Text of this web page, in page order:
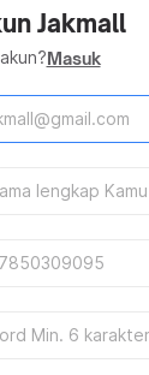
Jakmall
Masuk